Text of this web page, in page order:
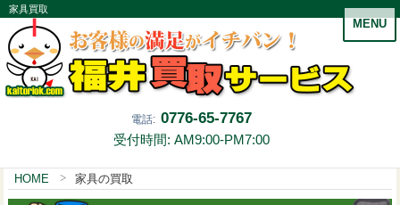
家具買取
電話: 0776-65-7767
受付時間: AM9:00-PM7:00
MENU
HOME 家具の買取